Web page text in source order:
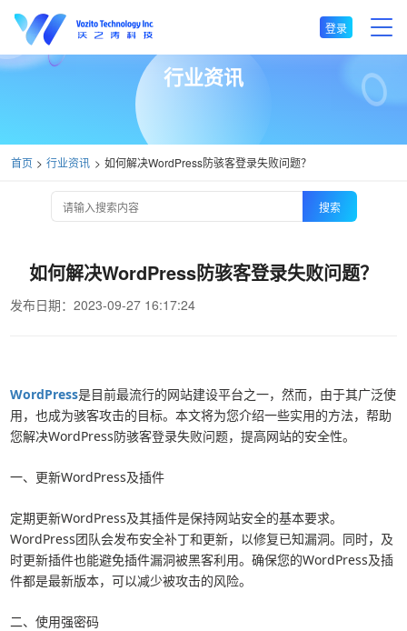
登录
行业资讯
首页 行业资讯 如何解决WordPress防骇客登录失败问题？
搜索
如何解决WordPress防骇客登录失败问题？
发布日期：2023-09-27 16:17:24
WordPress是目前最流行的网站建设平台之一，然而，由于其广泛使
用，也成为骇客攻击的目标。本文将为您介绍一些实用的方法，帮助
您解决WordPress防骇客登录失败问题，提高网站的安全性。
一、更新WordPress及插件
定期更新WordPress及其插件是保持网站安全的基本要求。
WordPress团队会发布安全补丁和更新，以修复已知漏洞。同时，及
时更新插件也能避免插件漏洞被黑客利用。确保您的WordPress及插
件都是最新版本，可以减少被攻击的风险。
二、使用强密码